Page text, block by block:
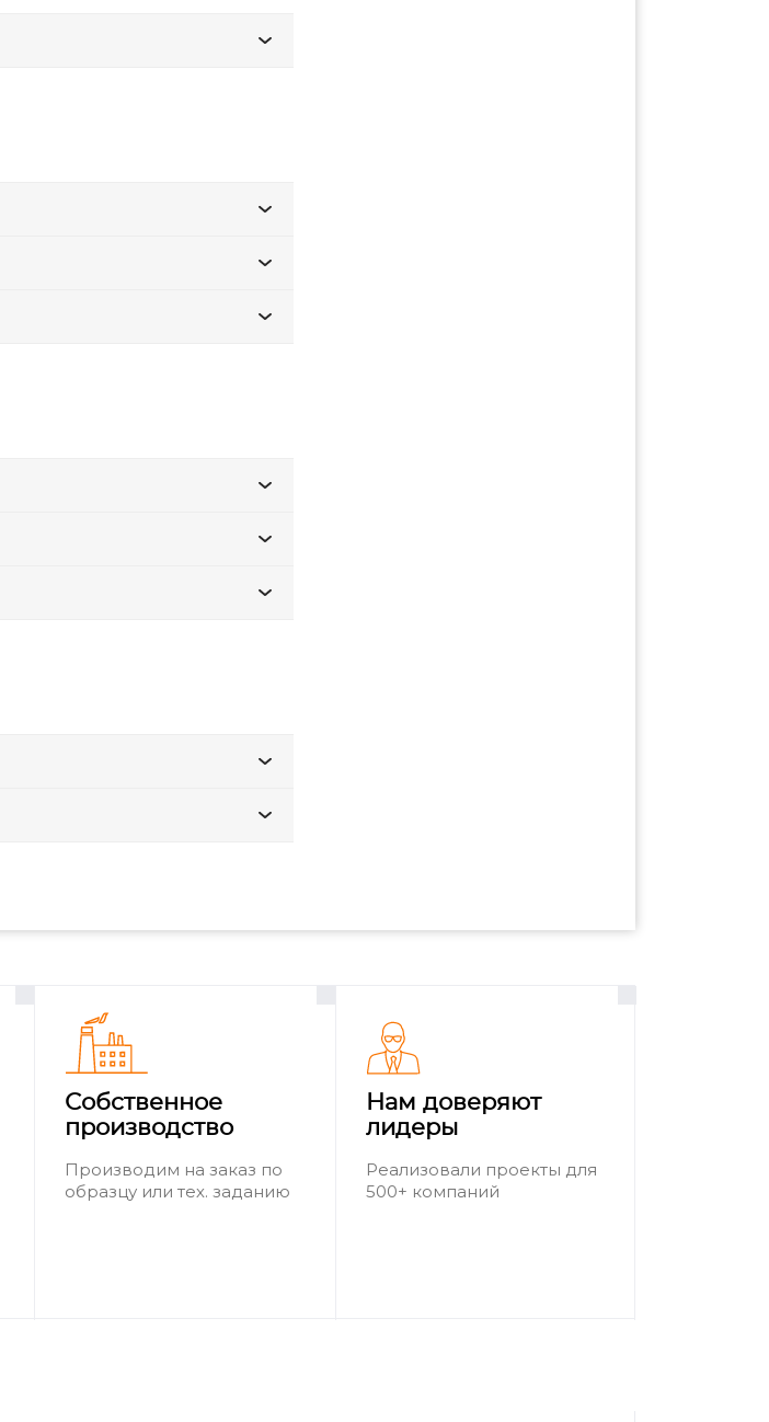
Собственное
производство
Производим на заказ по
образцу или тех. заданию
Нам доверяют
лидеры
Реализовали проекты для
500+ компаний